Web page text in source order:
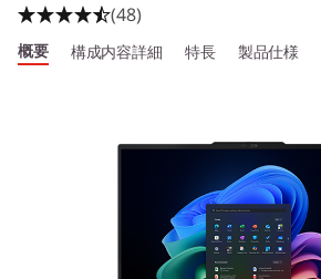
(48)
概要 構成内容詳細 特長 製品仕様